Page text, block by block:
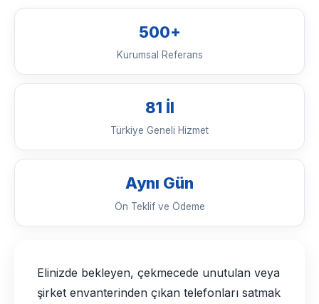
500+
Kurumsal Referans
81 İl
Türkiye Geneli Hizmet
Aynı Gün
Ön Teklif ve Ödeme
Elinizde bekleyen, çekmecede unutulan veya
şirket envanterinden çıkan telefonları satmak